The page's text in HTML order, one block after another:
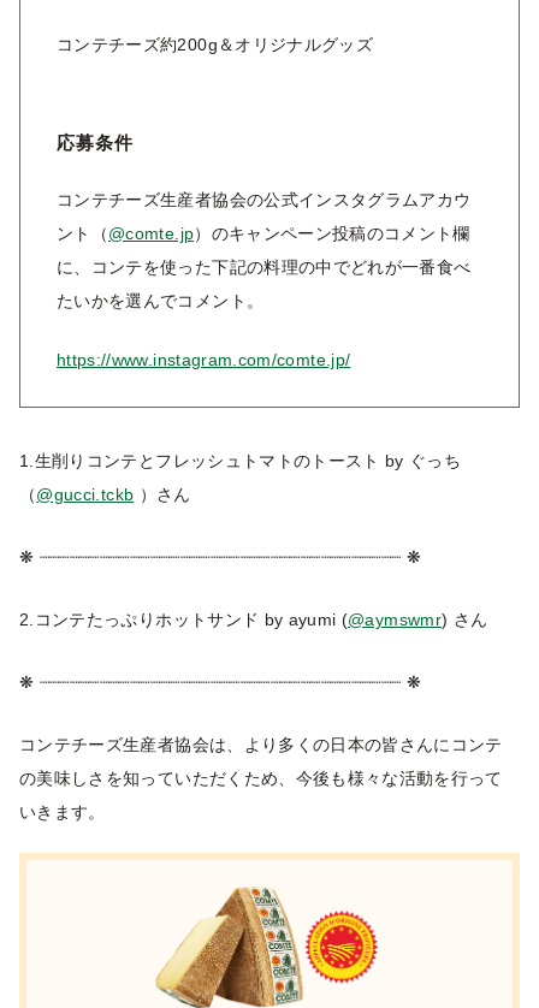
コンテチーズ約200g＆オリジナルグッズ
応募条件
コンテチーズ生産者協会の公式インスタグラムアカウ
ント（@comte.jp）のキャンペーン投稿のコメント欄
に、コンテを使った下記の料理の中でどれが一番食べ
たいかを選んでコメント。
https://www.instagram.com/comte.jp/
1.生削りコンテとフレッシュトマトのトースト by ぐっち
（@gucci.tckb ）さん
❋ ┈┈┈┈┈┈┈┈┈┈┈┈┈┈┈┈┈┈┈┈┈┈┈┈┈┈┈┈┈┈┈┈┈┈┈┈ ❋
2.コンテたっぷりホットサンド by ayumi (@aymswmr) さん
❋ ┈┈┈┈┈┈┈┈┈┈┈┈┈┈┈┈┈┈┈┈┈┈┈┈┈┈┈┈┈┈┈┈┈┈┈┈ ❋
コンテチーズ生産者協会は、より多くの日本の皆さんにコンテ
の美味しさを知っていただくため、今後も様々な活動を行って
いきます。